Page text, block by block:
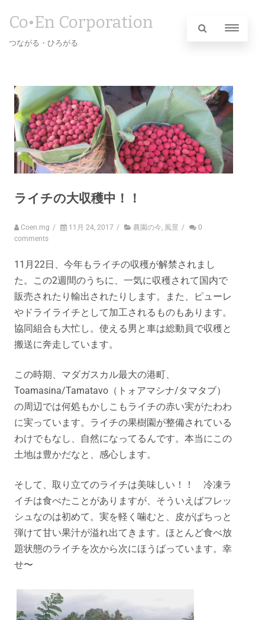
Co•En Corporation
つながる・ひろがる
ライチの大収穫中！！
Coen.mg / 11月 24, 2017 / 農園の今 風景 /
0
comments
11月22日、今年もライチの収穫が解禁されまし
た。この2週間のうちに、一気に収穫されて国内で
販売されたり輸出されたりします。また、ピューレ
やドライライチとして加工されるものもあります。
協同組合も大忙し。使える男と車は総動員で収穫と
搬送に奔走しています。
この時期、マダガスカル最大の港町、
Toamasina/Tamatavo（トォアマシナ/タマタブ）
の周辺では何処もかしこもライチの赤い実がたわわ
に実っています。ライチの果樹園が整備されている
わけでもなし、自然になってるんです。本当にこの
土地は豊かだなと、感心します。
そして、取り立てのライチは美味しい！！ 冷凍ラ
イチは食べたことがありますが、そういえばフレッ
シュなのは初めて。実を軽く噛むと、皮がぱちっと
弾けて甘い果汁が溢れ出てきます。ほとんど食べ放
題状態のライチを次から次にほうばっています。幸
せ〜